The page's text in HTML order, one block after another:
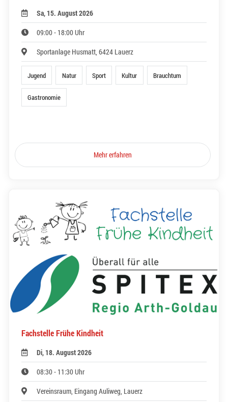
Sa, 15. August 2026
09:00 - 18:00 Uhr
Sportanlage Husmatt, 6424 Lauerz
Jugend Natur Sport Kultur Brauchtum
Gastronomie
Mehr erfahren
Fachstelle Frühe Kindheit
Di, 18. August 2026
08:30 - 11:30 Uhr
Vereinsraum, Eingang Auliweg, Lauerz